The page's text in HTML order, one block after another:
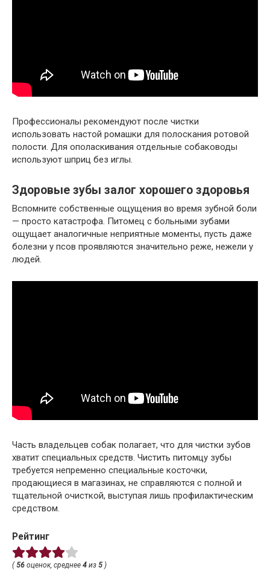
Профессионалы рекомендуют после чистки
использовать настой ромашки для полоскания ротовой
полости. Для ополаскивания отдельные собаководы
используют шприц без иглы.
Здоровые зубы залог хорошего здоровья
Вспомните собственные ощущения во время зубной боли
— просто катастрофа. Питомец с больными зубами
ощущает аналогичные неприятные моменты, пусть даже
болезни у псов проявляются значительно реже, нежели у
людей.
Часть владельцев собак полагает, что для чистки зубов
хватит специальных средств. Чистить питомцу зубы
требуется непременно специальные косточки,
продающиеся в магазинах, не справляются с полной и
тщательной очисткой, выступая лишь профилактическим
средством.
Рейтинг
(56 оценок, среднее 4 из 5 )